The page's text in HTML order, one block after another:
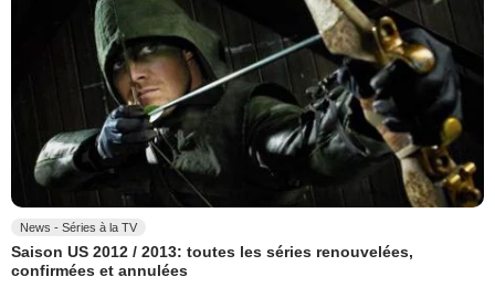
News - Séries à la TV
Saison US 2012 / 2013: toutes les séries renouvelées,
confirmées et annulées